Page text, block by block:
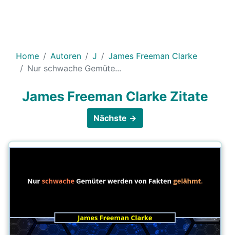
Home Autoren J
James Freeman Clarke
Nur schwache Gemüte...
James Freeman Clarke Zitate
Nächste →